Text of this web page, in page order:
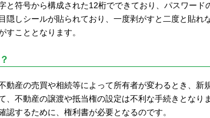
と符号から構成された12桁でできており、パスワード
隠しシールが貼られており、一度剥がすと二度と貼れ
すこととなります。
動産の売買や相続等によって所有者が変わるとき、新
、不動産の譲渡や抵当権の設定は不利な手続きとなり
認するために、権利書が必要となるのです。